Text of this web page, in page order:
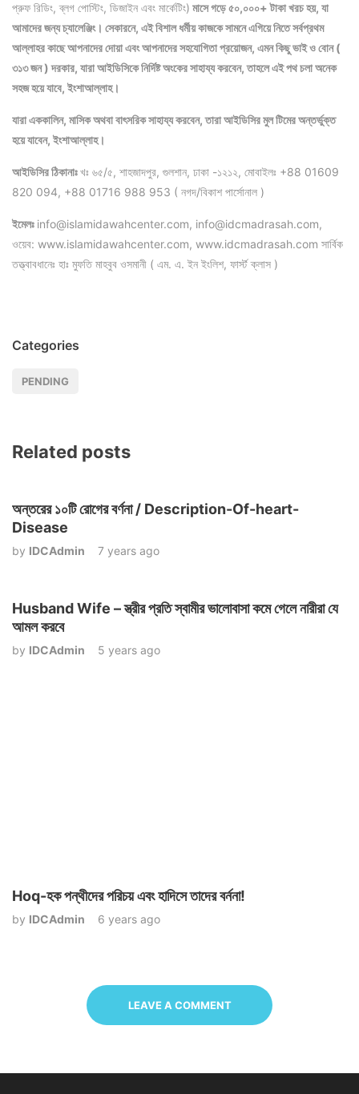
প্রুফ রিডিং, ব্লগ পোস্টিং, ডিজাইন এবং মার্কেটিং) মাসে গড়ে ৫০,০০০+ টাকা খরচ হয়, যা
আমাদের জন্য চ্যালেঞ্জিং। সেকারনে, এই বিশাল ধর্মীয় কাজকে সামনে এগিয়ে নিতে সর্বপ্রথম
আল্লাহর কাছে আপনাদের দোয়া এবং আপনাদের সহযোগিতা প্রয়োজন, এমন কিছু ভাই ও বোন (
৩১৩ জন ) দরকার, যারা আইডিসিকে নির্দিষ্ট অংকের সাহায্য করবেন, তাহলে এই পথ চলা অনেক
সহজ হয়ে যাবে, ইংশাআল্লাহ।
যারা এককালিন, মাসিক অথবা বাৎসরিক সাহায্য করবেন, তারা আইডিসির মুল টিমের অন্তর্ভুক্ত
হয়ে যাবেন, ইংশাআল্লাহ।
আইডিসির ঠিকানাঃখঃ ৬৫/৫, শাহজাদপুর, গুলশান, ঢাকা -১২১২, মোবাইলঃ +88 01609
820 094, +88 01716 988 953 ( নগদ/বিকাশ পার্সোনাল )
ইমেলঃ info@islamidawahcenter.com, info@idcmadrasah.com,
ওয়েব: www.islamidawahcenter.com, www.idcmadrasah.com সার্বিক
তত্ত্বাবধানেঃ হাঃ মুফতি মাহবুব ওসমানী ( এম. এ. ইন ইংলিশ, ফার্স্ট ক্লাস )
Categories
PENDING
Related posts
অন্তরের ১০টি রোগের বর্ণনা / Description-Of-heart-
Disease
by IDCAdmin 7 years ago
Husband Wife – স্ত্রীর প্রতি স্বামীর ভালোবাসা কমে গেলে নারীরা যে
আমল করবে
by IDCAdmin 5 years ago
Hoq-হক পন্থীদের পরিচয় এবং হাদিসে তাদের বর্ননা!
by IDCAdmin 6 years ago
LEAVE A COMMENT